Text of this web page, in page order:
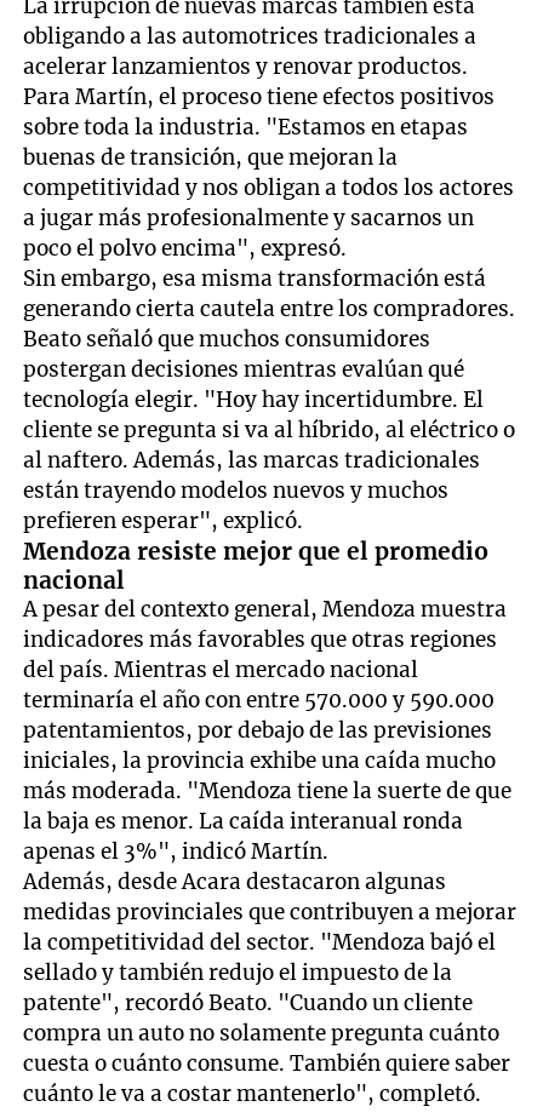
La irrupción de nuevas marcas también está
obligando a las automotrices tradicionales a
acelerar lanzamientos y renovar productos.
Para Martín, el proceso tiene efectos positivos
sobre toda la industria. "Estamos en etapas
buenas de transición, que mejoran la
competitividad y nos obligan a todos los actores
a jugar más profesionalmente y sacarnos un
poco el polvo encima", expresó.
Sin embargo, esa misma transformación está
generando cierta cautela entre los compradores.
Beato señaló que muchos consumidores
postergan decisiones mientras evalúan qué
tecnología elegir. "Hoy hay incertidumbre. El
cliente se pregunta si va al híbrido, al eléctrico o
al naftero. Además, las marcas tradicionales
están trayendo modelos nuevos y muchos
prefieren esperar", explicó.
Mendoza resiste mejor que el promedio
nacional
A pesar del contexto general, Mendoza muestra
indicadores más favorables que otras regiones
del país. Mientras el mercado nacional
terminaría el año con entre 570.000 y 590.000
patentamientos, por debajo de las previsiones
iniciales, la provincia exhibe una caída mucho
más moderada. "Mendoza tiene la suerte de que
la baja es menor. La caída interanual ronda
apenas el 3%", indicó Martín.
Además, desde Acara destacaron algunas
medidas provinciales que contribuyen a mejorar
la competitividad del sector. "Mendoza bajó el
sellado y también redujo el impuesto de la
patente", recordó Beato. "Cuando un cliente
compra un auto no solamente pregunta cuánto
cuesta o cuánto consume. También quiere saber
cuánto le va a costar mantenerlo", completó.